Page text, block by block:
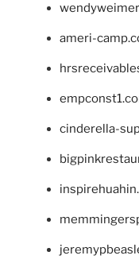
ameri-
cinderella-